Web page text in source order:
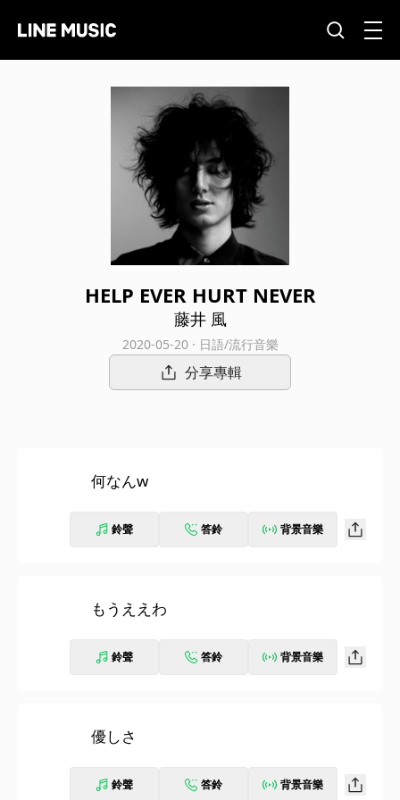
HELP EVER HURT NEVER
藤井 風
2020-05-20 · 日語/流行音樂
分享專輯
何なんw
鈴聲 答鈴 背景音樂
もうええわ
鈴聲 答鈴 背景音樂
優しさ
鈴聲 答鈴 背景音樂